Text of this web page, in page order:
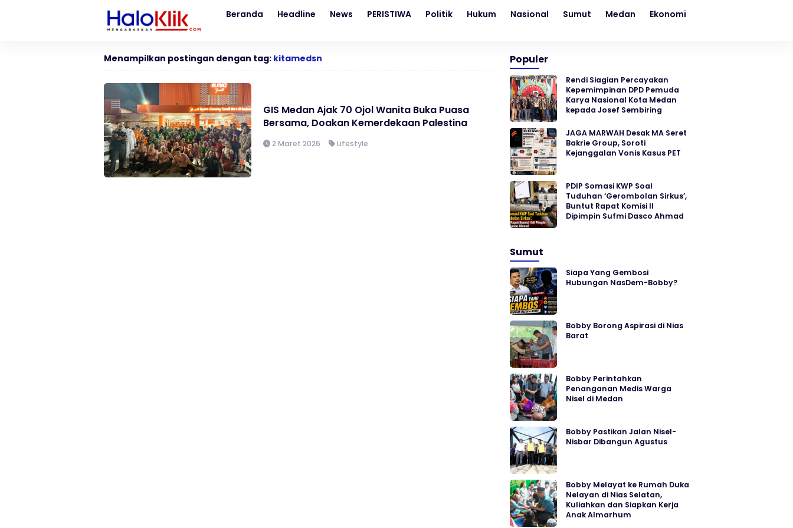
Beranda Headline News PERISTIWA Politik Hukum Nasional Sumut Medan Ekonomi
Menampilkan postingan dengan tag: kitamedsn
GIS Medan Ajak 70 Ojol Wanita Buka Puasa
Bersama, Doakan Kemerdekaan Palestina
2 Maret 2026 Lifestyle
Populer
Rendi Siagian Percayakan
Kepemimpinan DPD Pemuda
Karya Nasional Kota Medan
kepada Josef Sembiring
JAGA MARWAH Desak MA Seret
Bakrie Group, Soroti
Kejanggalan Vonis Kasus PET
PDIP Somasi KWP Soal
Tuduhan ‘Gerombolan Sirkus’,
Buntut Rapat Komisi II
Dipimpin Sufmi Dasco Ahmad
Sumut
Siapa Yang Gembosi
Hubungan NasDem-Bobby?
Bobby Borong Aspirasi di Nias
Barat
Bobby Perintahkan
Penanganan Medis Warga
Nisel di Medan
Bobby Pastikan Jalan Nisel-
Nisbar Dibangun Agustus
Bobby Melayat ke Rumah Duka
Nelayan di Nias Selatan,
Kuliahkan dan Siapkan Kerja
Anak Almarhum